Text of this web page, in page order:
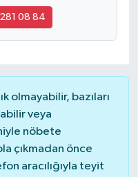
08 84
olmayabilir, bazıları
veya
nöbete
çıkmadan önce
aracılığıyla teyit